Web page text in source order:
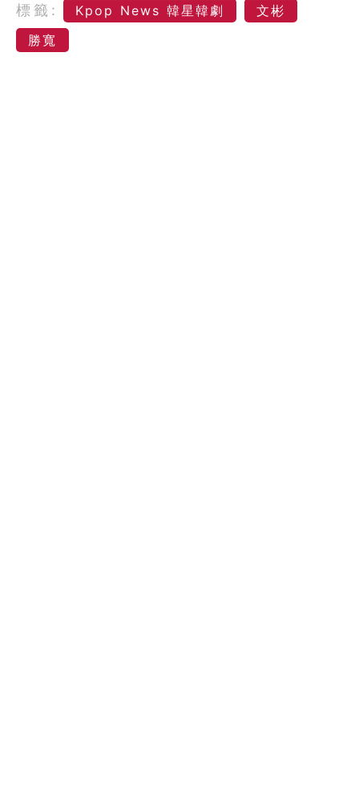
標籤: Kpop News 韓星韓劇
文彬
勝寬